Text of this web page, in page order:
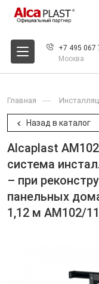
+7 495 067
Москва
Главная
Назад в каталог
Alcaplast
система
– при
панельных
1,12 м AM102/